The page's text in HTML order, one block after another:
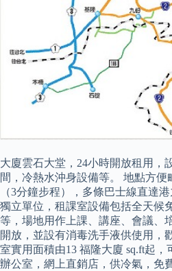
大廈雲石大堂，24小時開放租用，
間，冷熱水沖身設備等。 地點方便
（3分鐘步程），多條巴士線直達
獨立單位，租課室設備包括全天候
等，場地用作上課、講座、會議、
開放，並設有消毒洗手液供使用，
室實用面積由13 福隆大廈 sq.ft起，
辦公室，網上直銷店，供冷氣，免